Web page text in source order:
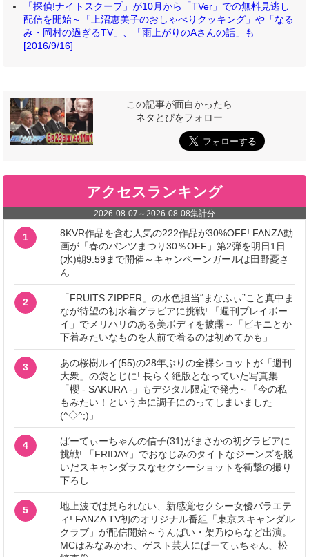
「探偵!ナイトスクープ」が10月から「TVer」での無料見逃し
配信を開始～「上沼恵美子のおしゃべりクッキング」や「なる
み・岡村の過ぎるTV」、「雨上がりのAさんの話」も
[2016/9/16]
この記事が面白かったら
ネタとぴをフォロー
アクセスランキング
2026-08-07 ～2026-08-08集計分
1
8KVR作品を含む人気の222作品が30%OFF! FANZA動
画が「春のパンツまつり30％OFF」第2弾を明日1日
(水)朝9:59まで開催～キャンペーンガールは田野憂さ
ん
2
「FRUITS ZIPPER」の水色担当“まなふぃ”こと真中ま
なが待望の初水着グラビアに挑戦! 「週刊プレイボー
イ」でメリハリのある美ボディを披露～「ビキニとか
下着みたいなものを人前で着るのは初めてかも」
3
あの桜樹ルイ(55)の28年ぶりの全裸ショットが「週刊
大衆」の袋とじに! 長らく絶版となっていた写真集
「櫻 - SAKURA -」もデジタル限定で発売～「今の私
もみたい！という声に調子にのってしまいました
(^◇^;)」
4
ぱーてぃーちゃんの信子(31)がまさかの初グラビアに
挑戦! 「FRIDAY」でおなじみのタイトなジーンズを脱
いだスキャンダラスなセクシーショットを衝撃の撮り
下ろし
5
地上波では見られない、新感覚セクシー女優バラエテ
ィ! FANZA TV初のオリジナル番組「東京スキャンダル
クラブ」が配信開始～うんぱい・架乃ゆらなど出演。
MCはみなみかわ、ゲスト芸人にぱーてぃちゃん、松